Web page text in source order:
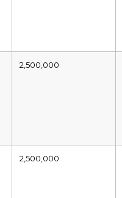
2,500,000
2,500,000